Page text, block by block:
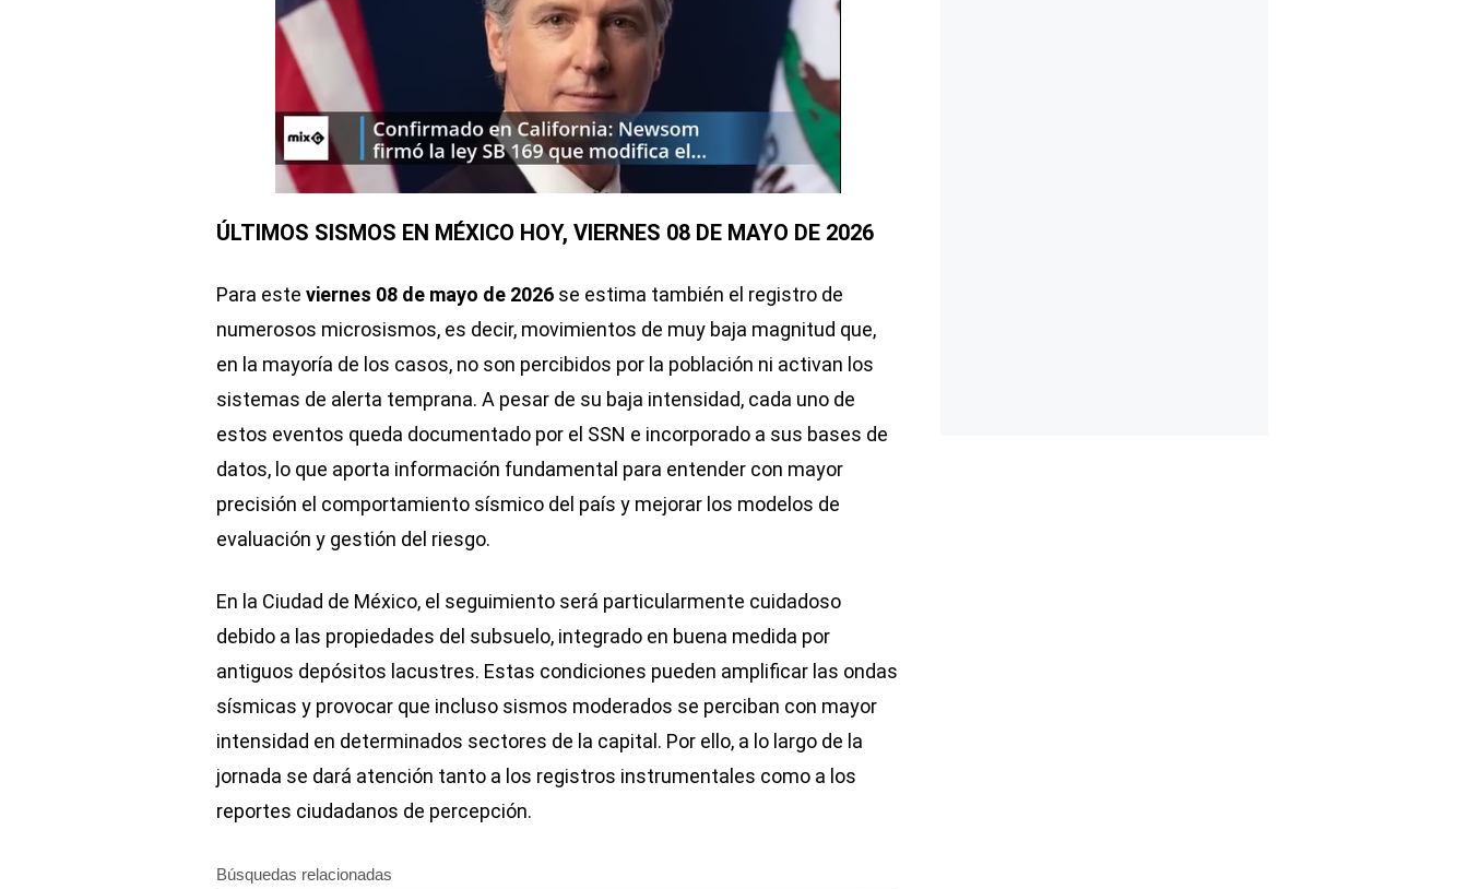
ÚLTIMOS SISMOS EN MÉXICO HOY, VIERNES 08 DE MAYO DE 2026
Para este viernes 08 de mayo de 2026 se estima también el registro de
numerosos microsismos, es decir, movimientos de muy baja magnitud que,
en la mayoría de los casos, no son percibidos por la población ni activan los
sistemas de alerta temprana. A pesar de su baja intensidad, cada uno de
estos eventos queda documentado por el SSN e incorporado a sus bases de
datos, lo que aporta información fundamental para entender con mayor
precisión el comportamiento sísmico del país y mejorar los modelos de
evaluación y gestión del riesgo.
En la Ciudad de México, el seguimiento será particularmente cuidadoso
debido a las propiedades del subsuelo, integrado en buena medida por
antiguos depósitos lacustres. Estas condiciones pueden amplificar las ondas
sísmicas y provocar que incluso sismos moderados se perciban con mayor
intensidad en determinados sectores de la capital. Por ello, a lo largo de la
jornada se dará atención tanto a los registros instrumentales como a los
reportes ciudadanos de percepción.